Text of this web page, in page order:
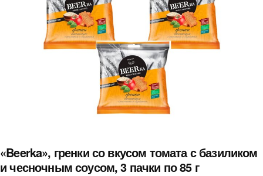
«Beerka», гренки со вкусом томата с базиликом
и чесночным соусом, 3 пачки по 85 г